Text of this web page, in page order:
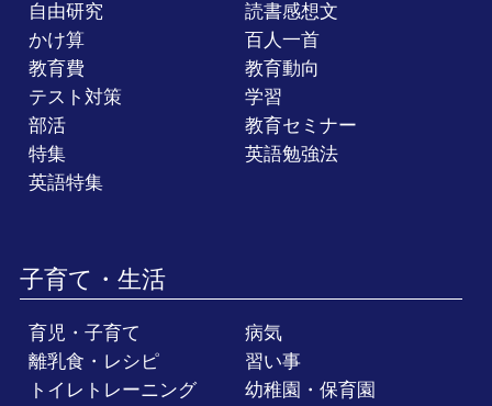
自由研究
読書感想文
かけ算
百人一首
教育費
教育動向
テスト対策
学習
部活
教育セミナー
特集
英語勉強法
英語特集
子育て・生活
育児・子育て
病気
離乳食・レシピ
習い事
トイレトレーニング
幼稚園・保育園